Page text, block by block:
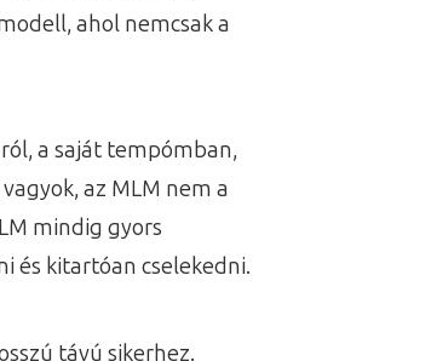
ahol nemcsak a
a saját tempómban,
az MLM nem a
mindig gyors
és kitartóan cselekedni.
távú sikerhez.